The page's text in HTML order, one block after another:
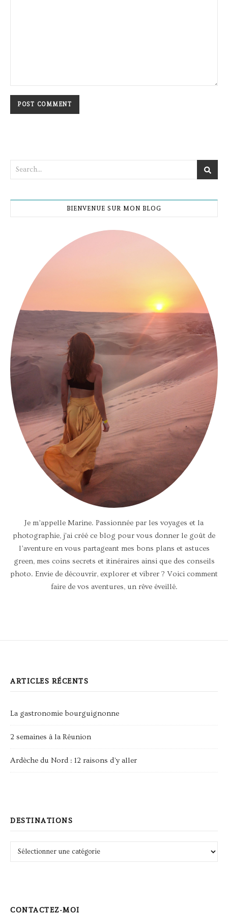
BIENVENUE SUR MON BLOG
Je m’appelle Marine. Passionnée par les voyages et la
photographie, j'ai créé ce blog pour vous donner le goût de
l’aventure en vous partageant mes bons plans et astuces
green, mes coins secrets et itinéraires ainsi que des conseils
photo. Envie de découvrir, explorer et vibrer ? Voici comment
faire de vos aventures, un rêve éveillé.
ARTICLES RÉCENTS
La gastronomie bourguignonne
2 semaines à la Réunion
Ardèche du Nord : 12 raisons d’y aller
DESTINATIONS
Destinations
CONTACTEZ-MOI